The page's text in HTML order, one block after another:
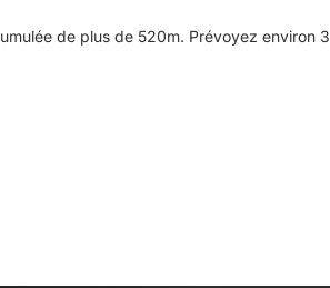
de plus de 520m. Prévoyez environ 3